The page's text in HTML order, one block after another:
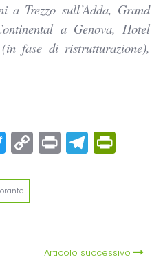
a Trezzo sull’Adda, Grand
a Genova, Hotel
fase di ristrutturazione),
Twitter
Copy
Link
Print
Articolo successivo